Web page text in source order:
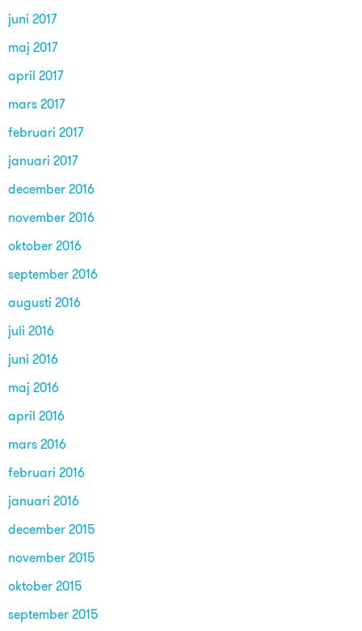
juni 2017
maj 2017
april 2017
mars 2017
februari 2017
januari 2017
december 2016
november 2016
oktober 2016
september 2016
augusti 2016
juli 2016
juni 2016
maj 2016
april 2016
mars 2016
februari 2016
januari 2016
december 2015
november 2015
oktober 2015
september 2015